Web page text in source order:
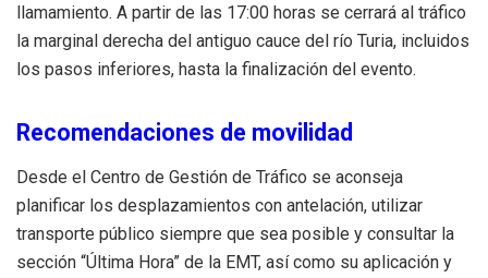
llamamiento. A partir de las 17:00 horas se cerrará al tráfico
la marginal derecha del antiguo cauce del río Turia, incluidos
los pasos inferiores, hasta la finalización del evento.
Recomendaciones de movilidad
Desde el Centro de Gestión de Tráfico se aconseja
planificar los desplazamientos con antelación, utilizar
transporte público siempre que sea posible y consultar la
sección “Última Hora” de la EMT, así como su aplicación y